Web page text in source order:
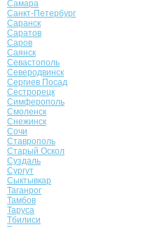
Самара
Санкт-Петербург
Саранск
Саратов
Саров
Саянск
Севастополь
Северодвинск
Сергиев Посад
Сестрорецк
Симферополь
Смоленск
Снежинск
Сочи
Ставрополь
Старый Оскол
Суздаль
Сургут
Сыктывкар
Таганрог
Тамбов
Таруса
Тбилиси